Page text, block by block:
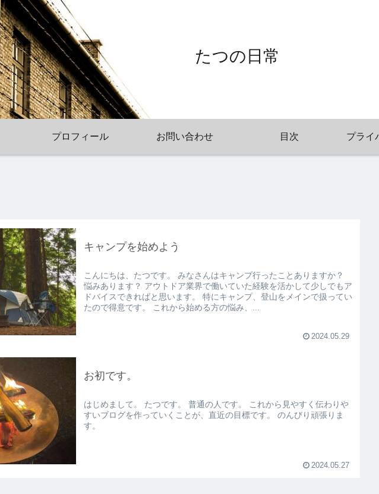
たつの日常
プロフィール お問い合わせ 目次 プライ
キャンプを始めよう
こんにちは、たつです。 みなさんはキャンプ行ったことありますか？
悩みあります？ アウトドア業界で働いていた経験を活かして少しでもア
ドバイスできればと思います。 特にキャンプ、登山をメインで扱ってい
たので得意です。 これから始める方の悩み、...
2024.05.29
お初です。
はじめまして。 たつです。 普通の人です。 これから見やすく伝わりや
すいブログを作っていくことが、直近の目標です。 のんびり頑張りま
す。
2024.05.27